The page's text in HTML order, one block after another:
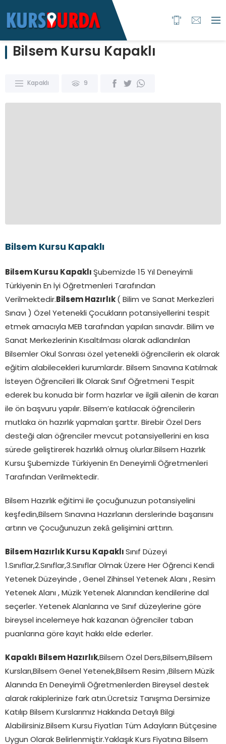
Bilsem Kursu Kapaklı
Kapaklı 9
Bilsem Kursu Kapaklı
Bilsem Kursu Kapaklı Şubemizde 15 Yıl Deneyimli
Türkiyenin En İyi Öğretmenleri Tarafından
Verilmektedir. Bilsem Hazırlık ( Bilim ve Sanat Merkezleri
Sınavı ) Özel Yetenekli Çocukların potansiyellerini tespit
etmek amacıyla MEB tarafından yapılan sınavdır. Bilim ve
Sanat Merkezlerinin Kısaltılması olarak adlandırılan
Bilsemler Okul Sonrası özel yetenekli öğrencilerin ek olarak
eğitim alabilecekleri kurumlardır. Bilsem Sınavına Katılmak
İsteyen Öğrencileri İlk Olarak Sınıf Öğretmeni Tespit
ederek bu konuda bir form hazırlar ve ilgili ailenin de kararı
ile ön başvuru yapılır. Bilsem’e katılacak öğrencilerin
mutlaka ön hazırlık yapmaları şarttır. Birebir Özel Ders
desteği alan öğrenciler mevcut potansiyellerini en kısa
sürede geliştirerek hazırlıklı olmuş olurlar.Bilsem Hazırlık
Kursu Şubemizde Türkiyenin En Deneyimli Öğretmenleri
Tarafından Verilmektedir.
Bilsem Hazırlık eğitimi ile çocuğunuzun potansiyelini
keşfedin,Bilsem Sınavına Hazırlanın derslerinde başarısını
artırın ve Çocuğunuzun zekâ gelişimini arttırın.
Bilsem Hazırlık Kursu Kapaklı Sınıf Düzeyi
1.Sınıflar,2.Sınıflar,3.Sınıflar Olmak Üzere Her Öğrenci Kendi
Yetenek Düzeyinde , Genel Zihinsel Yetenek Alanı , Resim
Yetenek Alanı , Müzik Yetenek Alanından kendilerine dal
seçerler. Yetenek Alanlarına ve Sınıf düzeylerine göre
bireysel incelemeye hak kazanan öğrenciler taban
puanlarına göre kayıt hakkı elde ederler.
Kapaklı Bilsem Hazırlık,Bilsem Özel Ders,Bilsem,Bilsem
Kursları,Bilsem Genel Yetenek,Bilsem Resim ,Bilsem Müzik
Alanında En Deneyimli Öğretmenlerden Bireysel destek
alarak rakiplerinize fark atın.Ücretsiz Tanışma Dersimize
Katılıp Bilsem Kurslarımız Hakkında Detaylı Bilgi
Alabilirsiniz.Bilsem Kursu Fiyatları Tüm Adayların Bütçesine
Uygun Olarak Belirlenmiştir.Yaklaşık Kurs Fiyatına Bilsem